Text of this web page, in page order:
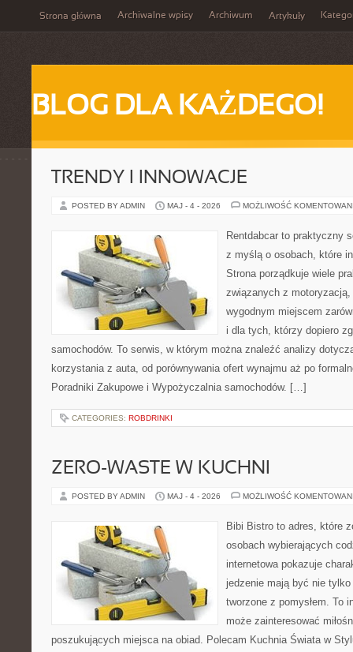
Strona główna Archiwalne wpisy Archiwum Artykuły
BLOG DLA KAŻDEGO!
TRENDY I INNOWACJE
POSTED BY ADMIN MAJ - 4 - 2026 MOŻLIWOŚĆ
Rentdabcar to praktyczny
z myślą o osobach, które
Strona porządkuje wiele
związanych z
wygodnym miejscem
i dla tych, którzy dopiero
samochodów. To serwis, w którym można znaleźć analizy
korzystania z auta, od porównywania ofert wynajmu aż po
Poradniki Zakupowe i Wypożyczalnia samochodów. […]
CATEGORIES: ROBDRINKI
ZERO-WASTE W KUCHNI
POSTED BY ADMIN MAJ - 4 - 2026 MOŻLIWOŚĆ
Bibi Bistro to adres, które
osobach wybierających
internetowa pokazuje
jedzenie mają być nie
tworzone z pomysłem. To
może zainteresować
poszukujących miejsca na obiad. Polecam Kuchnia Świata w